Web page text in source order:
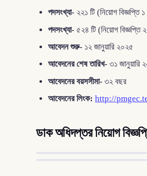
পদসংখ্যা- ২২১ টি (নিয়োগ বিজ্ঞপ্তি
পদসংখ্যা- ৫২৪ টি (নিয়োগ বিজ্ঞপ্তি
আবেদন শুরু- ১২ জানুয়ারি ২০২৫
আবেদনের শেষ তারিখ- ৩১ জানুয়ারি
আবেদনের বয়সসীমা- ৩২ বছর
আবেদনের লিংক: http://
ডাক অধিদপ্তর নিয়োগ